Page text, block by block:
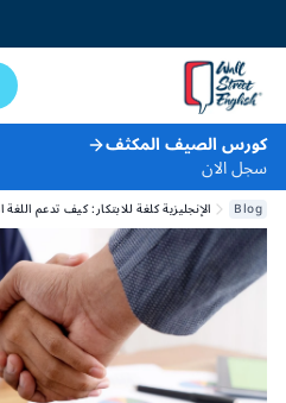
كورس الصيف المكثف
سجل الان
Blog الإنجليزية كلغة للابتكار: كيف تدعم اللغة